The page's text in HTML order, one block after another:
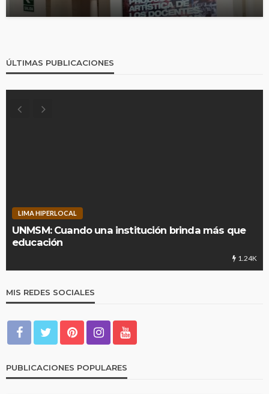
ÚLTIMAS PUBLICACIONES
LIMA HIPERLOCAL
UNMSM: Cuando una institución brinda más que
educación
1.24K
MIS REDES SOCIALES
PUBLICACIONES POPULARES